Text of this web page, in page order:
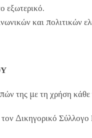
εξωτερικό.
και πολιτικών
της με τη χρήση
Δικηγορικό Σύλλογο